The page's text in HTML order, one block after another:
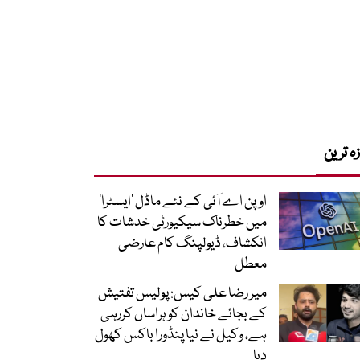
ترین
اوپن اے آئی کے نئے ماڈل ’ایسٹرا‘
میں خطرناک سیکیورٹی خدشات کا
انکشاف، ڈیولپنگ کام عارضی
معطل
میر رضا علی کیس: پولیس تفتیش
کے بجائے خاندان کو ہراساں کررہی
ہے، وکیل نے نیا پنڈورا باکس کھول